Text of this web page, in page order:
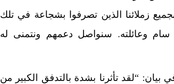
زملائنا الذين تصرفوا بشجاعة في تلك
مع سام وعائلته. سنواصل دعمهم ونتمنى له
بيان: “لقد تأثرنا بشدة بالتدفق الكبير من